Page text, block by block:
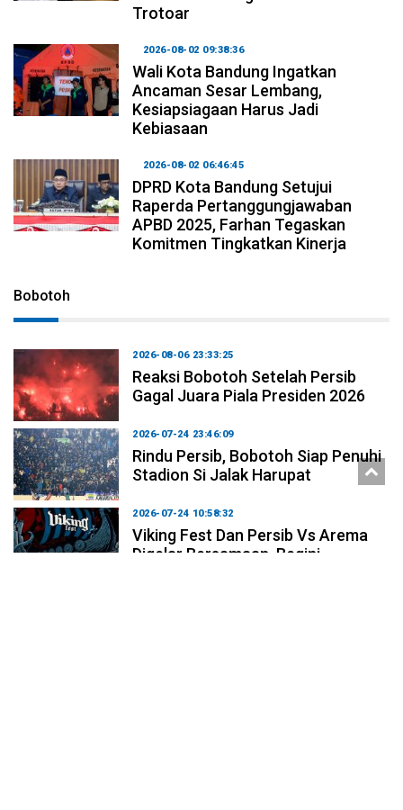
Trotoar
2026-08-02 09:38:36
Wali Kota Bandung Ingatkan
Ancaman Sesar Lembang,
Kesiapsiagaan Harus Jadi
Kebiasaan
2026-08-02 06:46:45
DPRD Kota Bandung Setujui
Raperda Pertanggungjawaban
APBD 2025, Farhan Tegaskan
Komitmen Tingkatkan Kinerja
Bobotoh
2026-08-06 23:33:25
Reaksi Bobotoh Setelah Persib
Gagal Juara Piala Presiden 2026
2026-07-24 23:46:09
Rindu Persib, Bobotoh Siap Penuhi
Stadion Si Jalak Harupat
2026-07-24 10:58:32
Viking Fest Dan Persib Vs Arema
Digelar Bersamaan, Begini